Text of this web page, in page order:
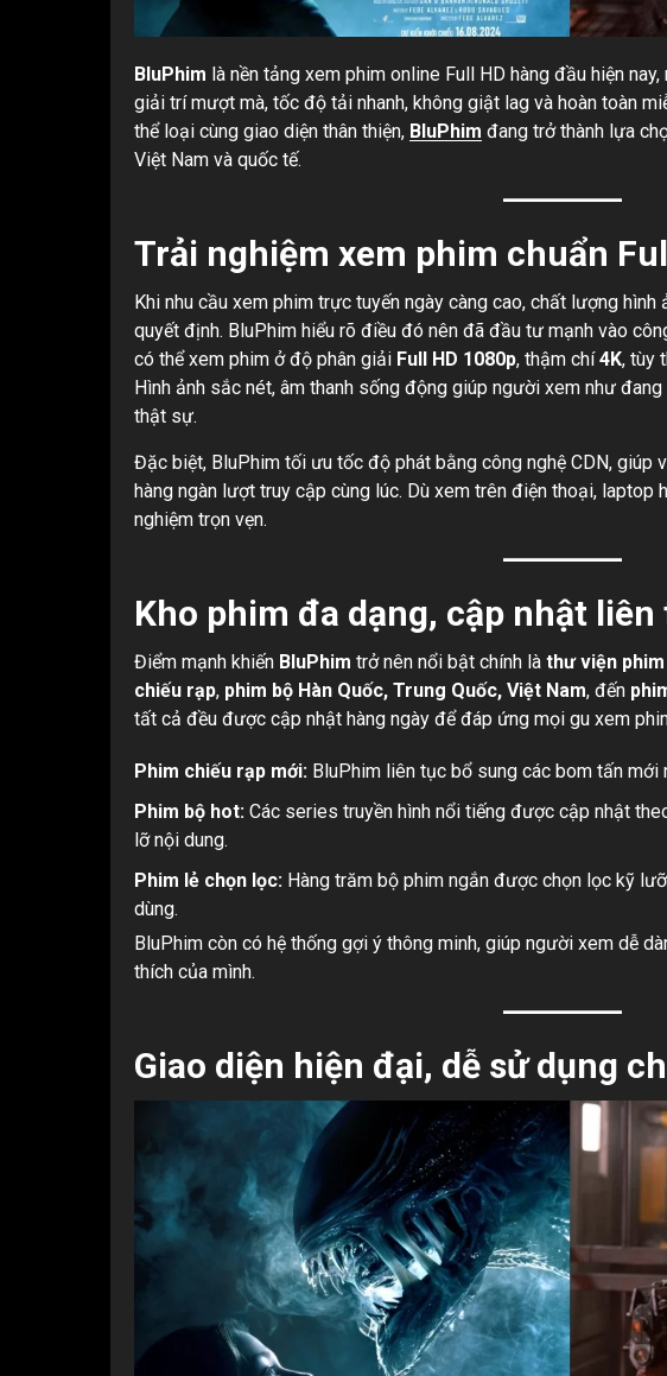
BluPhim là nền tảng xem phim online Full HD hàng đầu hiện
giải trí mượt mà, tốc độ tải nhanh, không giật lag và hoàn toàn
thể loại cùng giao diện thân thiện, BluPhim đang trở thành lựa
Việt Nam và quốc tế.
Trải nghiệm xem phim chuẩn
Khi nhu cầu xem phim trực tuyến ngày càng cao, chất lượng
quyết định. BluPhim hiểu rõ điều đó nên đã đầu tư mạnh vào
có thể xem phim ở độ phân giải Full HD 1080p, thậm chí4K, tùy
Hình ảnh sắc nét, âm thanh sống động giúp người xem như
thật sự.
Đặc biệt, BluPhim tối ưu tốc độ phát bằng công nghệ CDN, giúp
hàng ngàn lượt truy cập cùng lúc. Dù xem trên điện thoại, laptop
nghiệm trọn vẹn.
Kho phim đa dạng, cập nhật
Điểm mạnh khiến BluPhim trở nên nổi bật chính là thư viện
chiếu rạp, phim bộ Hàn Quốc, Trung Quốc, Việt Nam, đến
tất cả đều được cập nhật hàng ngày để đáp ứng mọi gu xem
Phim chiếu rạp mới: BluPhim liên tục bổ sung các bom tấn mới
Phim bộ hot: Các series truyền hình nổi tiếng được cập nhật
lỡ nội dung.
Phim lẻ chọn lọc: Hàng trăm bộ phim ngắn được chọn lọc kỹ
dùng.
BluPhim còn có hệ thống gợi ý thông minh, giúp người xem dễ
thích của mình.
Giao diện hiện đại, dễ sử dụng